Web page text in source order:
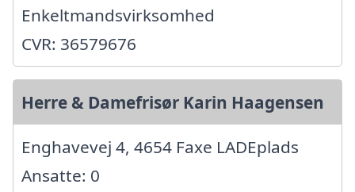
Enkeltmandsvirksomhed
CVR: 36579676
Herre & Damefrisør Karin Haagensen
Enghavevej 4, 4654 Faxe LADEplads
Ansatte: 0